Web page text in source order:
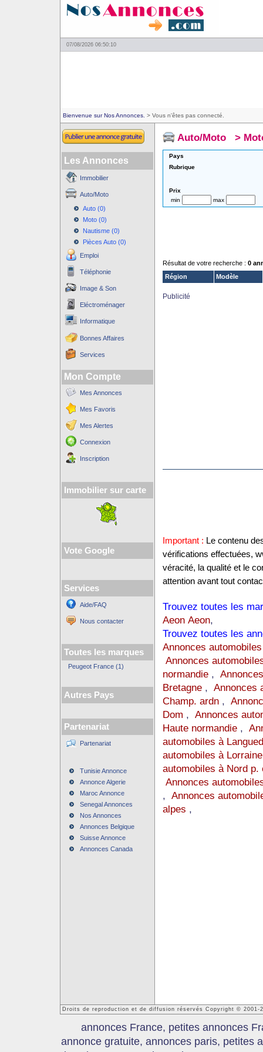
07/08/2026 06:50:10
Bienvenue sur Nos Annonces. > Vous n'êtes pas connecté.
Les Annonces
Immobilier
Auto/Moto
Auto (0)
Moto (0)
Nautisme (0)
Pièces Auto (0)
Emploi
Téléphonie
Image & Son
Eléctroménager
Informatique
Bonnes Affaires
Services
Mon Compte
Mes Annonces
Mes Favoris
Mes Alertes
Connexion
Inscription
Immobilier sur carte
Vote Google
Services
Aide/FAQ
Nous contacter
Toutes les marques
Peugeot France (1)
Autres Pays
Partenariat
Partenariat
Tunisie Annonce
Annonce Algerie
Maroc Annonce
Senegal Annonces
Nos Annonces
Annonces Belgique
Suisse Annonce
Annonces Canada
Auto/Moto >
Pays
Rubrique
Prix
min
max
Résultat de votre recherche : 0
Région
Modèle
Publicité
Important : Le contenu
vérifications effectuées,
véracité, la qualité et le
attention avant tout
Trouvez toutes les
Aeon Aeon,
Trouvez toutes les
Annonces
Annonces
normandie,
Bretagne, Annonces
Champ. ardn,
Dom , Annonces
Haute normandie,
automobiles à
automobiles à Lorraine
automobiles à Nord p.
Annonces
, Annonces
alpes ,
Droits de reproduction et de diffusion réservés Copyright © 2001-
annonces France, petites annonces
annonce gratuite, annonces paris, petites